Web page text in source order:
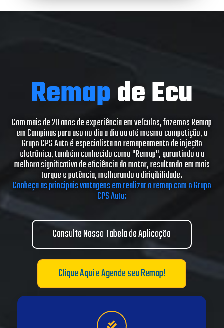
Remapde Ecu
Com mais de 20 anos de experiência em veículos, fazemos Remap
em Campinas para uso no dia a dia ou até mesmo competição, o
Grupo CPS Auto é especialista no remapeamento de injeção
eletrônica, também conhecido como "Remap", garantindo a a
melhora significativa de eficiência do motor, resultando em mais
torque e potência, melhorando a dirigibilidade.
Conheça as principais vantagens em realizar o remap com o Grupo
CPS Auto:
Consulte Nossa Tabela de Aplicação
Clique Aqui e Agende seu Remap!